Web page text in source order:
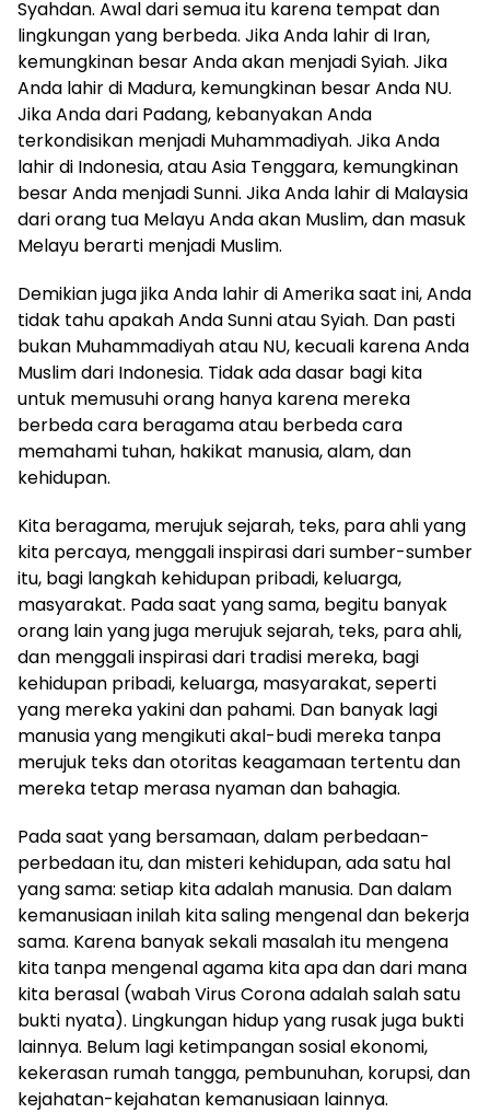
Syahdan. Awal dari semua itu karena tempat dan
lingkungan yang berbeda. Jika Anda lahir di Iran,
kemungkinan besar Anda akan menjadi Syiah. Jika
Anda lahir di Madura, kemungkinan besar Anda NU.
Jika Anda dari Padang, kebanyakan Anda
terkondisikan menjadi Muhammadiyah. Jika Anda
lahir di Indonesia, atau Asia Tenggara, kemungkinan
besar Anda menjadi Sunni. Jika Anda lahir di Malaysia
dari orang tua Melayu Anda akan Muslim, dan masuk
Melayu berarti menjadi Muslim.
Demikian juga jika Anda lahir di Amerika saat ini, Anda
tidak tahu apakah Anda Sunni atau Syiah. Dan pasti
bukan Muhammadiyah atau NU, kecuali karena Anda
Muslim dari Indonesia. Tidak ada dasar bagi kita
untuk memusuhi orang hanya karena mereka
berbeda cara beragama atau berbeda cara
memahami tuhan, hakikat manusia, alam, dan
kehidupan.
Kita beragama, merujuk sejarah, teks, para ahli yang
kita percaya, menggali inspirasi dari sumber-sumber
itu, bagi langkah kehidupan pribadi, keluarga,
masyarakat. Pada saat yang sama, begitu banyak
orang lain yang juga merujuk sejarah, teks, para ahli,
dan menggali inspirasi dari tradisi mereka, bagi
kehidupan pribadi, keluarga, masyarakat, seperti
yang mereka yakini dan pahami. Dan banyak lagi
manusia yang mengikuti akal-budi mereka tanpa
merujuk teks dan otoritas keagamaan tertentu dan
mereka tetap merasa nyaman dan bahagia.
Pada saat yang bersamaan, dalam perbedaan-
perbedaan itu, dan misteri kehidupan, ada satu hal
yang sama: setiap kita adalah manusia. Dan dalam
kemanusiaan inilah kita saling mengenal dan bekerja
sama. Karena banyak sekali masalah itu mengena
kita tanpa mengenal agama kita apa dan dari mana
kita berasal (wabah Virus Corona adalah salah satu
bukti nyata). Lingkungan hidup yang rusak juga bukti
lainnya. Belum lagi ketimpangan sosial ekonomi,
kekerasan rumah tangga, pembunuhan, korupsi, dan
kejahatan-kejahatan kemanusiaan lainnya.